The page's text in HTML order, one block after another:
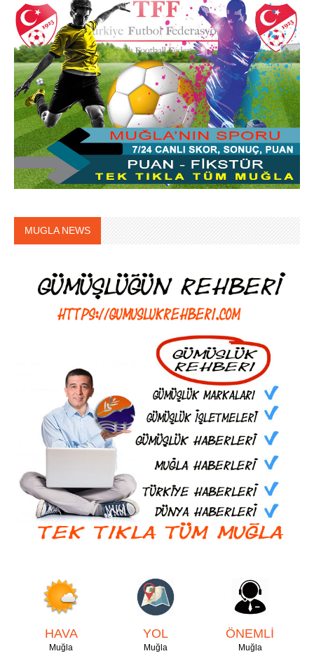
MUGLA NEWS
HAVA
Muğla
YOL
Muğla
ÖNEMLİ
Muğla